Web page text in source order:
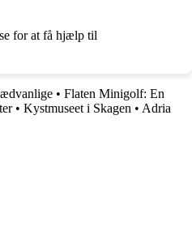
for at få hjælp til
• Flaten Minigolf: En
• Kystmuseet i Skagen • Adria